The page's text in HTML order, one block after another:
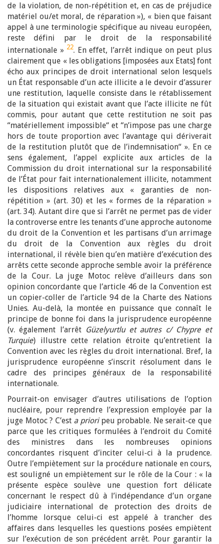
de la violation, de non-répétition et, en cas de préjudice
matériel ou/et moral, de réparation »), « bien que faisant
appel à une terminologie spécifique au niveau européen,
reste défini par le droit de la responsabilité
internationale » 22. En effet, l’arrêt indique on peut plus
clairement que « les obligations [imposées aux Etats] font
écho aux principes de droit international selon lesquels
un État responsable d’un acte illicite a le devoir d’assurer
une restitution, laquelle consiste dans le rétablissement
de la situation qui existait avant que l’acte illicite ne fût
commis, pour autant que cette restitution ne soit pas
“matériellement impossible“ et “n’impose pas une charge
hors de toute proportion avec l’avantage qui dériverait
de la restitution plutôt que de l’indemnisation“ ». En ce
sens également, l’appel explicite aux articles de la
Commission du droit international sur la responsabilité
de l’État pour fait internationalement illicite, notamment
les dispositions relatives aux « garanties de non-
répétition » (art. 30) et les « formes de la réparation »
(art. 34). Autant dire que si l’arrêt ne permet pas de vider
la controverse entre les tenants d’une approche autonome
du droit de la Convention et les partisans d’un arrimage
du droit de la Convention aux règles du droit
international, il révèle bien qu’en matière d’exécution des
arrêts cette seconde approche semble avoir la préférence
de la Cour. La juge Motoc relève d’ailleurs dans son
opinion concordante que l’article 46 de la Convention est
un copier-coller de l’article 94 de la Charte des Nations
Unies. Au-delà, la montée en puissance que connaît le
principe de bonne foi dans la jurisprudence européenne
(v. également l’arrêt Güzelyurtlu et autres c/ Chypre et
Turquie) illustre cette relation étroite qu’entretient la
Convention avec les règles du droit international. Bref, la
jurisprudence européenne s’inscrit résolument dans le
cadre des principes généraux de la responsabilité
internationale.
Pourrait-on envisager d’autres utilisations de l’option
nucléaire, pour reprendre l’expression employée par la
juge Motoc ? C’est a prioripeu probable. Ne serait-ce que
parce que les critiques formulées à l’endroit du Comité
des ministres dans les nombreuses opinions
concordantes risquent d’inciter celui-ci à la prudence.
Outre l’empiètement sur la procédure nationale en cours,
est souligné un empiètement sur le rôle de la Cour : « la
présente espèce soulève une question fort délicate
concernant le respect dû à l’indépendance d’un organe
judiciaire international de protection des droits de
l’homme lorsque celui-ci est appelé à trancher des
affaires dans lesquelles les questions posées empiètent
sur l’exécution de son précédent arrêt. Pour garantir la